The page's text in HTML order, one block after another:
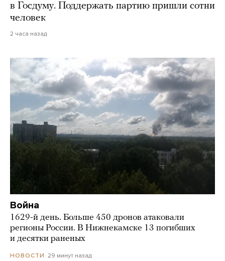
в Госдуму. Поддержать партию пришли сотни
человек
2 часа назад
Война
1629-й день. Больше 450 дронов атаковали
регионы России. В Нижнекамске 13 погибших
и десятки раненых
НОВОСТИ 29 минут назад